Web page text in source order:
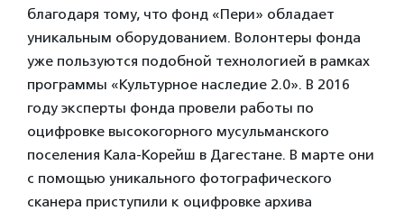
благодаря тому, что фонд «Пери» обладает
уникальным оборудованием. Волонтеры фонда
уже пользуются подобной технологией в рамках
программы «Культурное наследие 2.0». В 2016
году эксперты фонда провели работы по
оцифровке высокогорного мусульманского
поселения Кала-Корейш в Дагестане. В марте они
с помощью уникального фотографического
сканера приступили к оцифровке архива